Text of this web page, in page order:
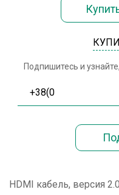
Подпишитесь и
HDMI кабель, версия